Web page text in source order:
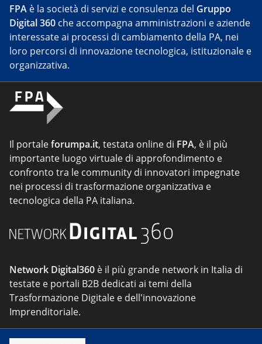
FPA è la società di servizi e consulenza del Gruppo
Digital 360 che accompagna amministrazioni e aziende
interessate ai processi di cambiamento della PA, nei
loro percorsi di innovazione tecnologica, istituzionale e
organizzativa.
Il portaleforumpa.it, testata online di FPA, è il più
importante luogo virtuale di approfondimento e
confronto tra le community di innovatori impegnate
nei processi di trasformazione organizzativa e
tecnologica della PA italiana.
Network Digital360 è il più grande network in Italia di
testate e portali B2B dedicati ai temi della
Trasformazione Digitale e dell'innovazione
Imprenditoriale.